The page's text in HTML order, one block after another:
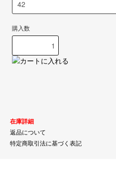
購入数
在庫詳細
返品について
特定商取引法に基づく表記